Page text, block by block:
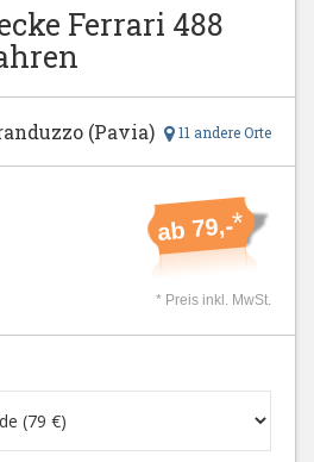
Ferrari 488
11 andere Orte
(Pavia)
ab 79,-*
* Preis inkl. MwSt.